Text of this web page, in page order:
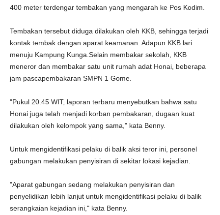
400 meter terdengar tembakan yang mengarah ke Pos Kodim.
Tembakan tersebut diduga dilakukan oleh KKB, sehingga terjadi
kontak tembak dengan aparat keamanan. Adapun KKB lari
menuju Kampung Kunga.Selain membakar sekolah, KKB
meneror dan membakar satu unit rumah adat Honai, beberapa
jam pascapembakaran SMPN 1 Gome.
"Pukul 20.45 WIT, laporan terbaru menyebutkan bahwa satu
Honai juga telah menjadi korban pembakaran, dugaan kuat
dilakukan oleh kelompok yang sama," kata Benny.
Untuk mengidentifikasi pelaku di balik aksi teror ini, personel
gabungan melakukan penyisiran di sekitar lokasi kejadian.
"Aparat gabungan sedang melakukan penyisiran dan
penyelidikan lebih lanjut untuk mengidentifikasi pelaku di balik
serangkaian kejadian ini," kata Benny.